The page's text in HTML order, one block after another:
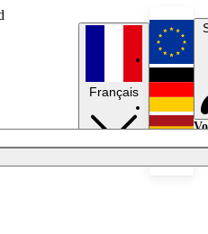
Français